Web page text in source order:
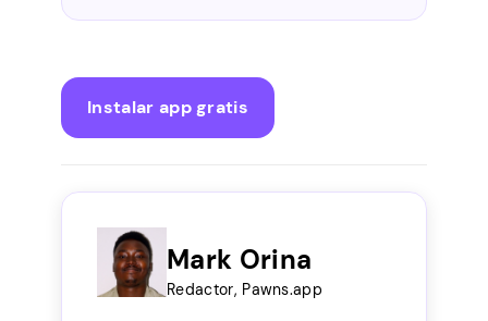
Instalar app gratis
Mark Orina
Redactor, Pawns.app